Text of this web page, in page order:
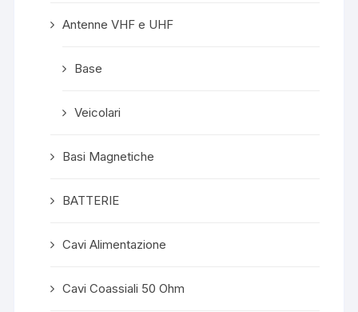
Antenne VHF e UHF
Base
Veicolari
Basi Magnetiche
BATTERIE
Cavi Alimentazione
Cavi Coassiali 50 Ohm